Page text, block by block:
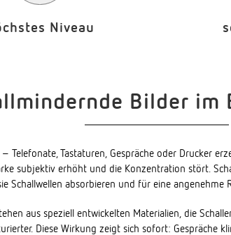
Niveau
Bilder im
Tastaturen, Gespräche oder Drucker
subjektiv erhöht und die Konzentration stört.
Schallwellen absorbieren und für eine angenehme
aus speziell entwickelten Materialien, die
Diese Wirkung zeigt sich sofort: Gespräche